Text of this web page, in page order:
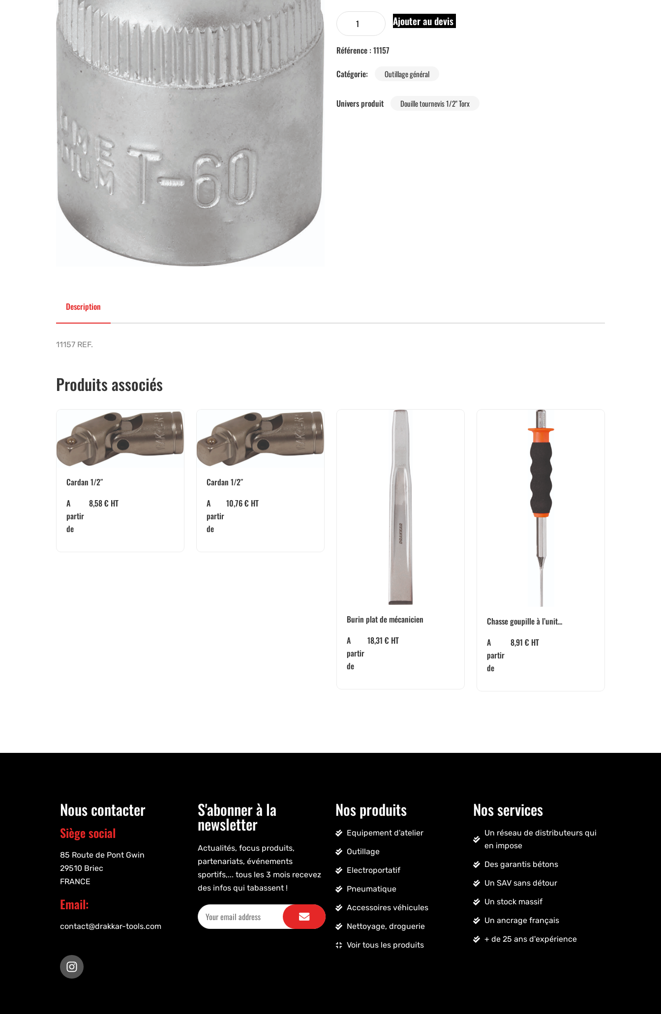
Ajouter au devis
Référence : 11157
Catégorie:
Outillage général
Univers produit Douille tournevis 1/2" Torx
Description
11157 REF.
Produits associés
Cardan 1/2″
A
partir
de
8,58€ HT
Cardan 1/2″
A
partir
de
10,76€ HT
Burin plat de mécanicien
A
partir
de
18,31 € HT
Chasse goupille à l’unit...
A
partir
de
8,91 € HT
Nous contacter
Siège social
85 Route de Pont Gwin
29510 Briec
FRANCE
Email:
contact@drakkar-tools.com
S'abonner à la
newsletter
Actualités, focus produits,
partenariats, événements
sportifs,... tous les 3 mois recevez
des infos qui tabassent !
Nos produits
Equipement d'atelier
Outillage
Electroportatif
Pneumatique
Accessoires véhicules
Nettoyage, droguerie
Voir tous les produits
Nos services
Un réseau de distributeurs qui
en impose
Des garantis bétons
Un SAV sans détour
Un stock massif
Un ancrage français
+ de 25 ans d'expérience